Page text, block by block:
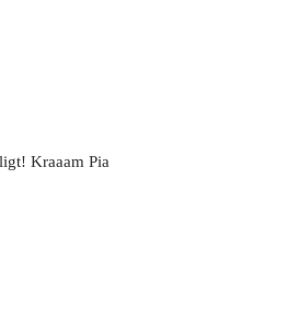
Kraaam Pia